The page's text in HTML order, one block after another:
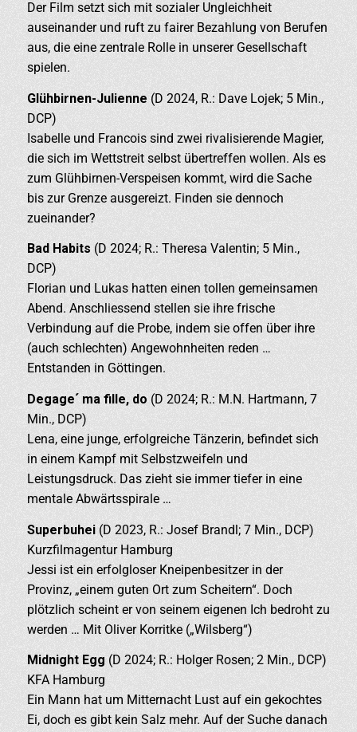
Der Film setzt sich mit sozialer Ungleichheit
auseinander und ruft zu fairer Bezahlung von Berufen
aus, die eine zentrale Rolle in unserer Gesellschaft
spielen.
Glühbirnen-Julienne (D 2024, R.: Dave Lojek; 5 Min.,
DCP)
Isabelle und Francois sind zwei rivalisierende Magier,
die sich im Wettstreit selbst übertreffen wollen. Als es
zum Glühbirnen-Verspeisen kommt, wird die Sache
bis zur Grenze ausgereizt. Finden sie dennoch
zueinander?
Bad Habits (D 2024; R.: Theresa Valentin; 5 Min.,
DCP)
Florian und Lukas hatten einen tollen gemeinsamen
Abend. Anschliessend stellen sie ihre frische
Verbindung auf die Probe, indem sie offen über ihre
(auch schlechten) Angewohnheiten reden …
Entstanden in Göttingen.
Degage´ ma fille, do (D 2024; R.: M.N. Hartmann, 7
Min., DCP)
Lena, eine junge, erfolgreiche Tänzerin, befindet sich
in einem Kampf mit Selbstzweifeln und
Leistungsdruck. Das zieht sie immer tiefer in eine
mentale Abwärtsspirale …
Superbuhei(D 2023, R.: Josef Brandl; 7 Min., DCP)
Kurzfilmagentur Hamburg
Jessi ist ein erfolgloser Kneipenbesitzer in der
Provinz, „einem guten Ort zum Scheitern“. Doch
plötzlich scheint er von seinem eigenen Ich bedroht zu
werden … Mit Oliver Korritke („Wilsberg“)
Midnight Egg (D 2024; R.: Holger Rosen; 2 Min., DCP)
KFA Hamburg
Ein Mann hat um Mitternacht Lust auf ein gekochtes
Ei, doch es gibt kein Salz mehr. Auf der Suche danach